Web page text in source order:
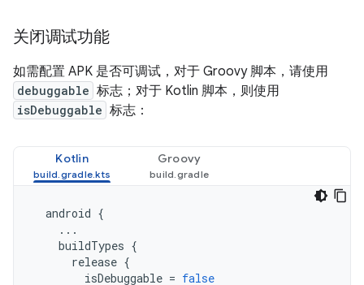
关闭调试功能
如需配置 APK 是否可调试，对于 Groovy 脚本，请使用
debuggable 标志；对于 Kotlin 脚本，则使用
isDebuggable 标志：
Kotlin Groovy
android {
...
buildTypes {
release {
isDebuggable = false